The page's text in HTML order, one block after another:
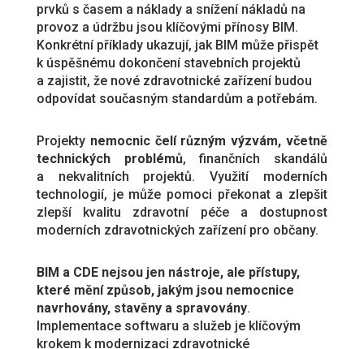
prvků s časem a náklady a snížení nákladů na
provoz a údržbu jsou klíčovými přínosy BIM.
Konkrétní příklady ukazují, jak BIM může přispět
k úspěšnému dokončení stavebních projektů
a zajistit, že nové zdravotnické zařízení budou
odpovídat současným standardům a potřebám.
Projekty nemocnic čelí různým výzvám, včetně
technických problémů, finančních skandálů
a nekvalitních projektů. Využití moderních
technologií, je může pomoci překonat a zlepšit
zlepší kvalitu zdravotní péče a dostupnost
moderních zdravotnických zařízení pro občany.
BIM a CDE nejsou jen nástroje, ale přístupy,
které mění způsob, jakým jsou nemocnice
navrhovány, stavěny a spravovány.
Implementace softwaru a služeb je klíčovým
krokem k modernizaci zdravotnické